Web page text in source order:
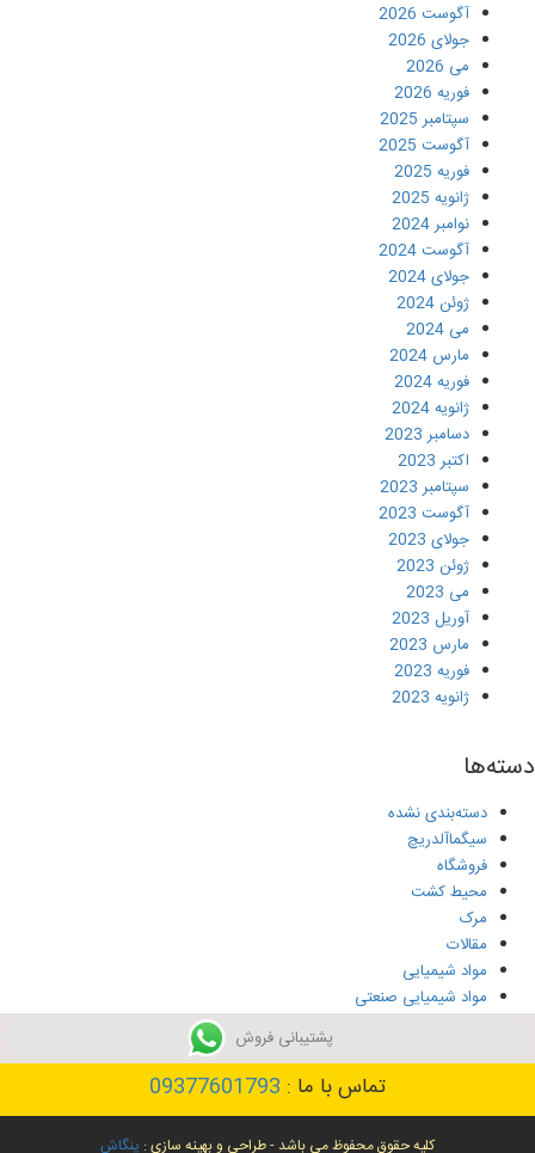
آگوست 2026
جولای 2026
می 2026
فوریه 2026
سپتامبر 2025
آگوست 2025
فوریه 2025
ژانویه 2025
نوامبر 2024
آگوست 2024
جولای 2024
ژوئن 2024
می 2024
مارس 2024
فوریه 2024
ژانویه 2024
دسامبر 2023
اکتبر 2023
سپتامبر 2023
آگوست 2023
جولای 2023
ژوئن 2023
می 2023
آوریل 2023
مارس 2023
فوریه 2023
ژانویه 2023
دسته‌ها
دسته‌بندی نشده
سیگماآلدریچ
فروشگاه
محیط کشت
مرک
مقالات
مواد شیمیایی
مواد شیمیایی صنعتی
جستجو
تماس با ما : 09377601793
کلیه حقوق محفوظ می باشد - طراحی و بهینه سازی : پنگاش
پشتیبانی فروش